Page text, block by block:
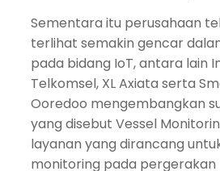
Sementara itu perusahaan
terlihat semakin gencar
pada bidang IoT, antara lain
Telkomsel, XL Axiata serta
Ooredoo mengembangkan
yang disebut Vessel
layanan yang dirancang
monitoring pada pergerakan